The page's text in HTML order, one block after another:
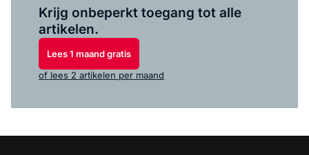
Krijg onbeperkt toegang tot alle
artikelen.
Lees 1 maand gratis
of lees 2 artikelen per maand